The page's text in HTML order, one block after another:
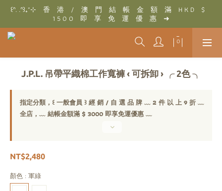
꒰ᐢ. .ᐢ꒱₊˚⊹　結　帳　金　額　滿　T W D　$　3 0 0 0　即　享
免　運　優　惠　➜
꒰ᐢ. .ᐢ꒱₊˚⊹　香　港　/　澳　門　結　帳　金　額　滿　H K D　$
1 5 0 0　即　享　免　運　優　惠　➜
꒰ᐢ. .ᐢ꒱₊˚⊹　結　帳　金　額　滿　T W D　$　3 0 0 0　即　享
免　運　優　惠　➜
J.P.L. 吊帶平織棉工作寬褲 ‹ 可拆卸 › ╭ 2色 ╮
指定分類，꒰ 一般會員 ꒱ 經 銷 / 自 選 品 牌 ﹏ 2 件 以 上 9 折 ﹏
全店，﹏ 結帳金額滿 $ 3000 即享免運優惠 ﹏
NT$2,480
顏色 : 軍綠